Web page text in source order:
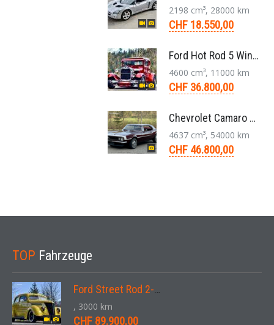
2198 cm³, 28000 km
CHF 18.550,00
Ford Hot Rod 5 Window 283 V8 4-Gang 1929
4600 cm³, 11000 km
CHF 36.800,00
Chevrolet Camaro Coupé 1. Generation V8 Aut. 1967
4637 cm³, 54000 km
CHF 46.800,00
TOP Fahrzeuge
Ford Street Rod 2-Door V8 Aut. 1937
, 3000 km
CHF 89.900,00